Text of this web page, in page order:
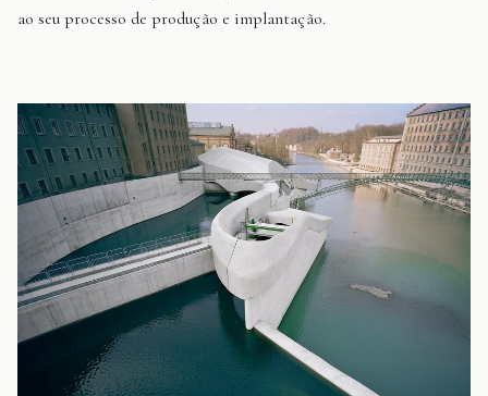
ao seu processo de produção e implantação.